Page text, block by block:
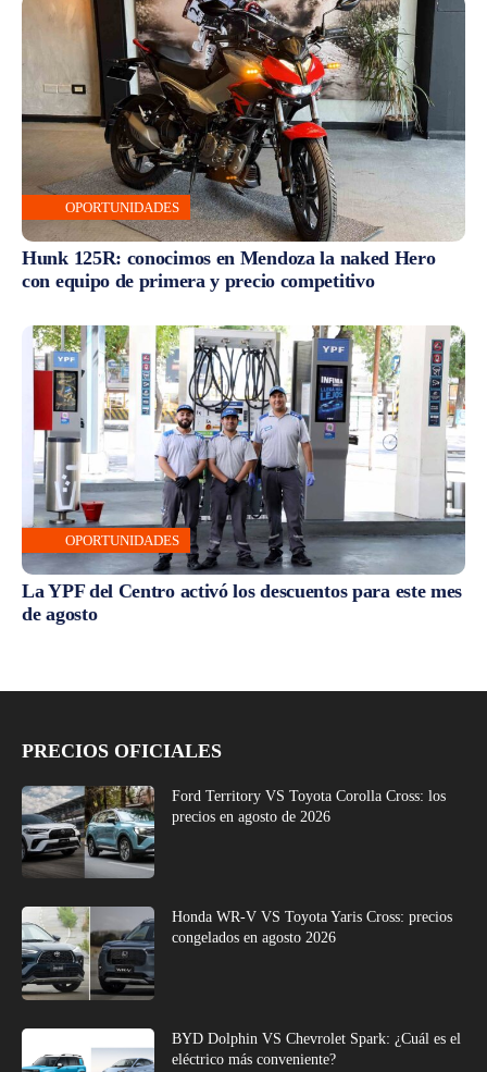
OPORTUNIDADES
Hunk 125R: conocimos en Mendoza la naked Hero
con equipo de primera y precio competitivo
OPORTUNIDADES
La YPF del Centro activó los descuentos para este mes
de agosto
PRECIOS OFICIALES
Ford Territory VS Toyota Corolla Cross: los
precios en agosto de 2026
Honda WR-V VS Toyota Yaris Cross: precios
congelados en agosto 2026
BYD Dolphin VS Chevrolet Spark: ¿Cuál es el
eléctrico más conveniente?